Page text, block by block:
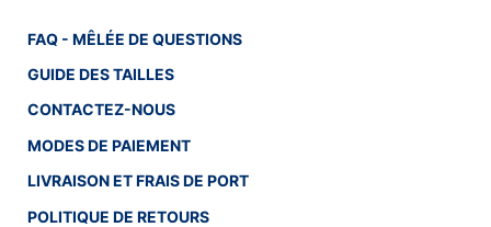
FAQ - MÊLÉE DE QUESTIONS
GUIDE DES TAILLES
CONTACTEZ-NOUS
MODES DE PAIEMENT
LIVRAISON ET FRAIS DE PORT
POLITIQUE DE RETOURS